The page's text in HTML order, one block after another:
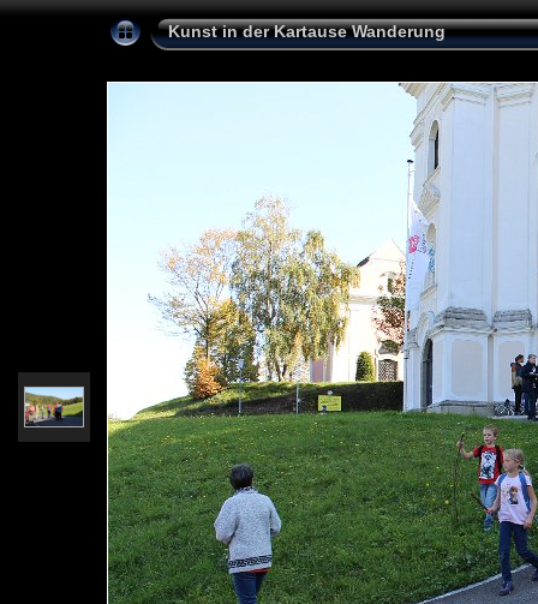
Kunst in der Kartause Wanderung